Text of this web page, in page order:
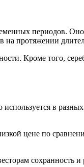
периодов.
на протяжении
Кроме того,
в
цене по
сохранность